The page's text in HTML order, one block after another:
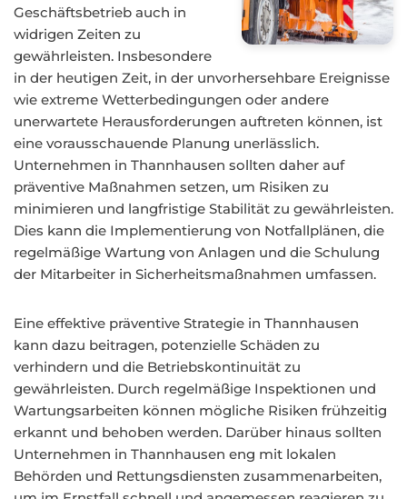
Geschäftsbetrieb auch in
widrigen Zeiten zu
gewährleisten. Insbesondere
in der heutigen Zeit, in der unvorhersehbare Ereignisse
wie extreme Wetterbedingungen oder andere
unerwartete Herausforderungen auftreten können, ist
eine vorausschauende Planung unerlässlich.
Unternehmen in Thannhausen sollten daher auf
präventive Maßnahmen setzen, um Risiken zu
minimieren und langfristige Stabilität zu gewährleisten.
Dies kann die Implementierung von Notfallplänen, die
regelmäßige Wartung von Anlagen und die Schulung
der Mitarbeiter in Sicherheitsmaßnahmen umfassen.
Eine effektive präventive Strategie in Thannhausen
kann dazu beitragen, potenzielle Schäden zu
verhindern und die Betriebskontinuität zu
gewährleisten. Durch regelmäßige Inspektionen und
Wartungsarbeiten können mögliche Risiken frühzeitig
erkannt und behoben werden. Darüber hinaus sollten
Unternehmen in Thannhausen eng mit lokalen
Behörden und Rettungsdiensten zusammenarbeiten,